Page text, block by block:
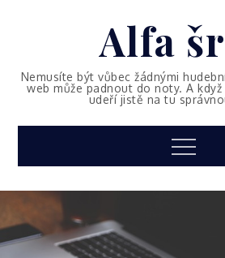
Alfa
Nemusíte být vůbec žádnými
web může padnout do noty. A
udeří jistě na tu
Menu